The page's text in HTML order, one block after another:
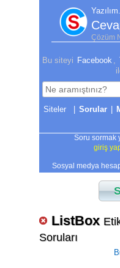
Yazılım.
Çözüm
Bu siteyi Facebook
| Sorular |
Soru sormak
giriş
Sosyal medya
ListBox
Soruları